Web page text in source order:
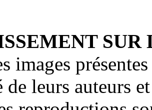
images
de leurs auteurs